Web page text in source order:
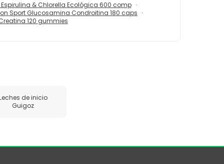
Espirulina & Chlorella Ecológica 600 comp
Sport Glucosamina Condroitina 180 caps
120 gummies
de inicio
Guigoz